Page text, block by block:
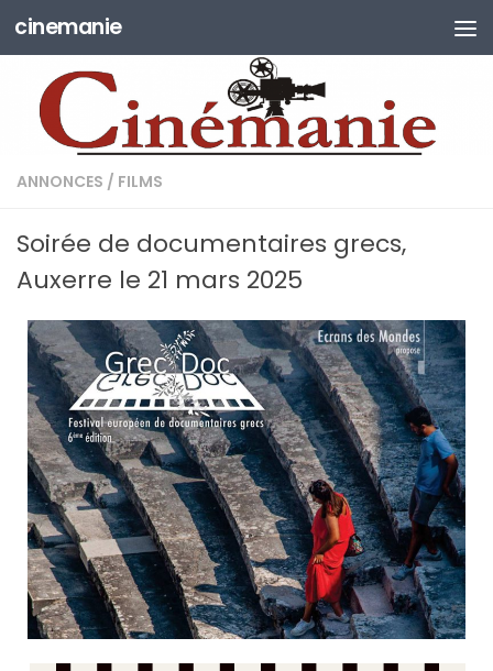
Skip to content
cinemanie
ANNONCES / FILMS
Soirée de documentaires grecs,
Auxerre le 21 mars 2025